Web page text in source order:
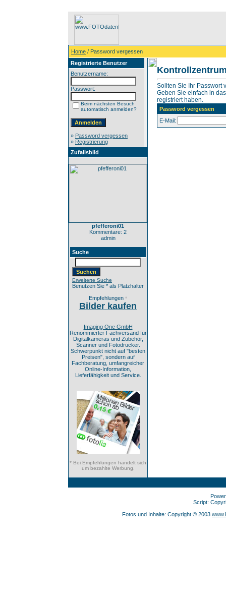
Home / Password vergessen
Registrierte Benutzer
Benutzername:
Passwort:
Beim nächsten Besuch
automatisch anmelden?
» Password vergessen
» Registrierung
Zufallsbild
pfefferoni01
Kommentare: 2
admin
Suche
Erweiterte Suche
Benutzen Sie * als Platzhalter
Empfehlungen *
Bilder kaufen
Imaging One GmbH
Renommierter Fachversand für
Digitalkameras und Zubehör,
Scanner und Fotodrucker.
Schwerpunkt nicht auf "besten
Preisen", sondern auf
Fachberatung, umfangreicher
Online-Information,
Lieferfähigkeit und Service.
* Bei Empfehlungen handelt sich
um bezahlte Werbung.
Sollten Sie Ihr Passwort
Geben Sie einfach in
registriert haben.
Password vergessen
E-Mail:
Script:
Fotos und Inhalte: Copyright © 2003